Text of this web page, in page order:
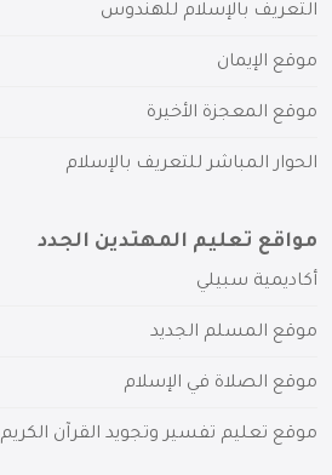
التعريف بالإسلام للهندوس
موقع الإيمان
موقع المعجزة الأخيرة
الحوار المباشر للتعريف بالإسلام
مواقع تعليم المهتدين الجدد
أكاديمية سبيلي
موقع المسلم الجديد
موقع الصلاة في الإسلام
موقع تعليم تفسير وتجويد القرآن الكريم